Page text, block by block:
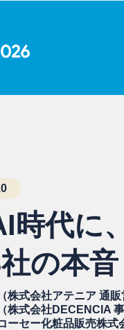
時代に
の本音
（株式会社アテニア 通販
（株式会社DECENCIA
コーセー化粧品販売株